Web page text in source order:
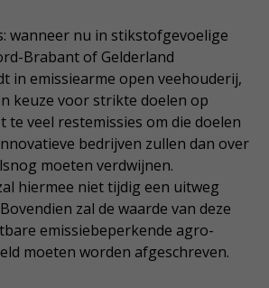
wanneer nu in stikstofgevoelige
Brabant of Gelderland
in emissiearme open veehouderij,
keuze voor strikte doelen op
veel restemissies om die doelen
bedrijven zullen dan over
moeten verdwijnen.
hiermee niet tijdig een uitweg
zal de waarde van deze
emissiebeperkende agro-
moeten worden afgeschreven.